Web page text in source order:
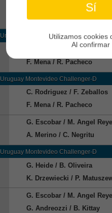
Timofey Skatov
Uruguay Montevideo Challenger-D
G. Escobar / M. Angel
F. Mena / R. Pacheco
UruguayMontevideo Challenger-D
C. Rodriguez / F. Zeballos
F. Mena / R. Pacheco
G. Escobar / M. Angel
A. Merino / C. Negritu
UruguayMontevideo Challenger-D
G. Heide / B. Oliveira
K. Drzewiecki / P.
G. Escobar / M. Angel
G. Andreozzi / B. Kittay
Sí
Utilizamos cookies
Al